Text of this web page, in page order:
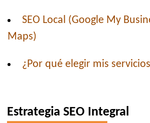
SEO Local (Google My
Maps)
¿Por qué elegir mis servicios
Estrategia SEO Integral